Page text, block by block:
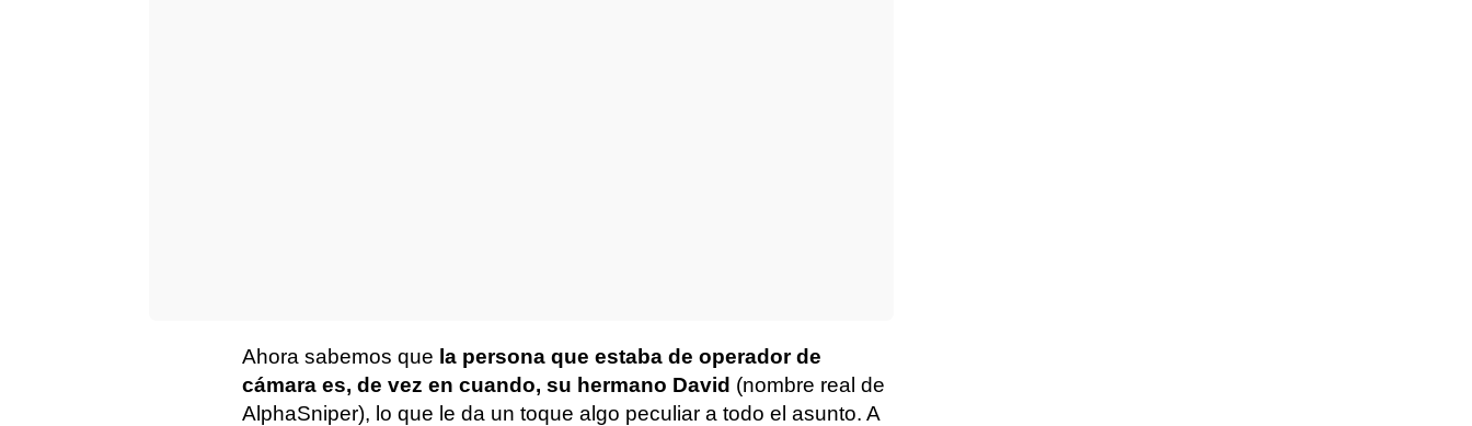
Ahora sabemos que la persona que estaba de operador de
cámara es, de vez en cuando, su hermano David (nombre real de
AlphaSniper), lo que le da un toque algo peculiar a todo el asunto. A